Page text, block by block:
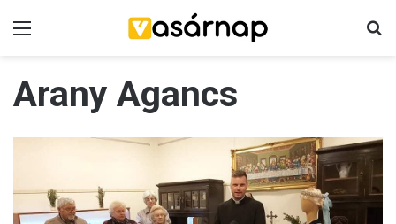
Arany Agancs